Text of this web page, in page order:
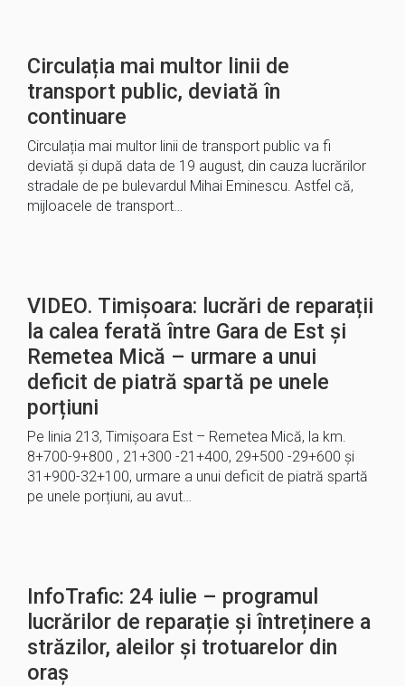
Circulația mai multor linii de
transport public, deviată în
continuare
Circulația mai multor linii de transport public va fi
deviată și după data de 19 august, din cauza lucrărilor
stradale de pe bulevardul Mihai Eminescu. Astfel că,
mijloacele de transport…
VIDEO. Timișoara: lucrări de reparații
la calea ferată între Gara de Est și
Remetea Mică – urmare a unui
deficit de piatră spartă pe unele
porțiuni
Pe linia 213, Timișoara Est – Remetea Mică, la km.
8+700-9+800 , 21+300 -21+400, 29+500 -29+600 și
31+900-32+100, urmare a unui deficit de piatră spartă
pe unele porțiuni, au avut…
InfoTrafic: 24 iulie – programul
lucrărilor de reparație și întreținere a
străzilor, aleilor și trotuarelor din
oraș